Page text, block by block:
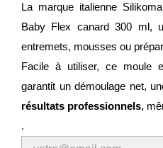
La marque italienne
Baby Flex canard 300 ml,
entremets, mousses ou
Facile à utiliser, ce moule
garantit un démoulage net,
résultats professionnels,
.